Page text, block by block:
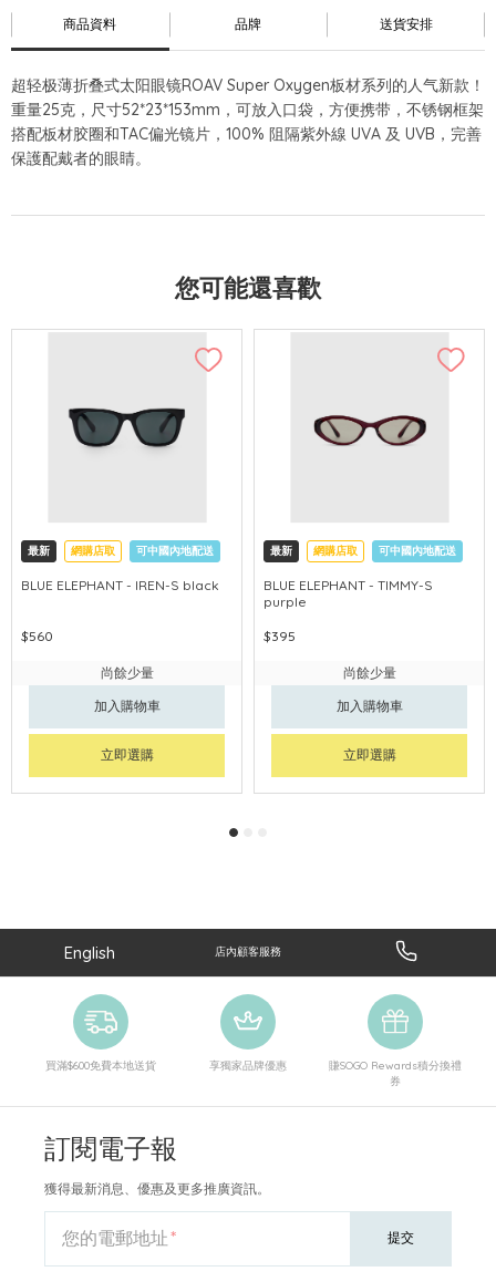
商品資料 品牌 送貨安排
超轻极薄折叠式太阳眼镜ROAV Super Oxygen板材系列的人气新款！
重量25克，尺寸52*23*153mm，可放入口袋，方便携带，不锈钢框架
搭配板材胶圈和TAC偏光镜片，100% 阻隔紫外線 UVA 及 UVB，完善
保護配戴者的眼睛。
您可能還喜歡
最新 網購店取 可中國內地配送
BLUE ELEPHANT - IREN-S black
$560
尚餘少量
加入購物車
立即選購
最新 網購店取 可中國內地配送
BLUE ELEPHANT - TIMMY-S
purple
$395
尚餘少量
加入購物車
立即選購
English 店內顧客服務
買滿$600免費本地送貨 享獨家品牌優惠
賺SOGO Rewards積分換禮
券
訂閱電子報
獲得最新消息、優惠及更多推廣資訊。
您的電郵地址 提交